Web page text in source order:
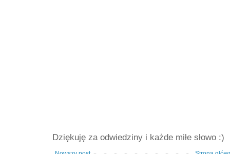
Dziękuję za odwiedziny i każde miłe słowo :)